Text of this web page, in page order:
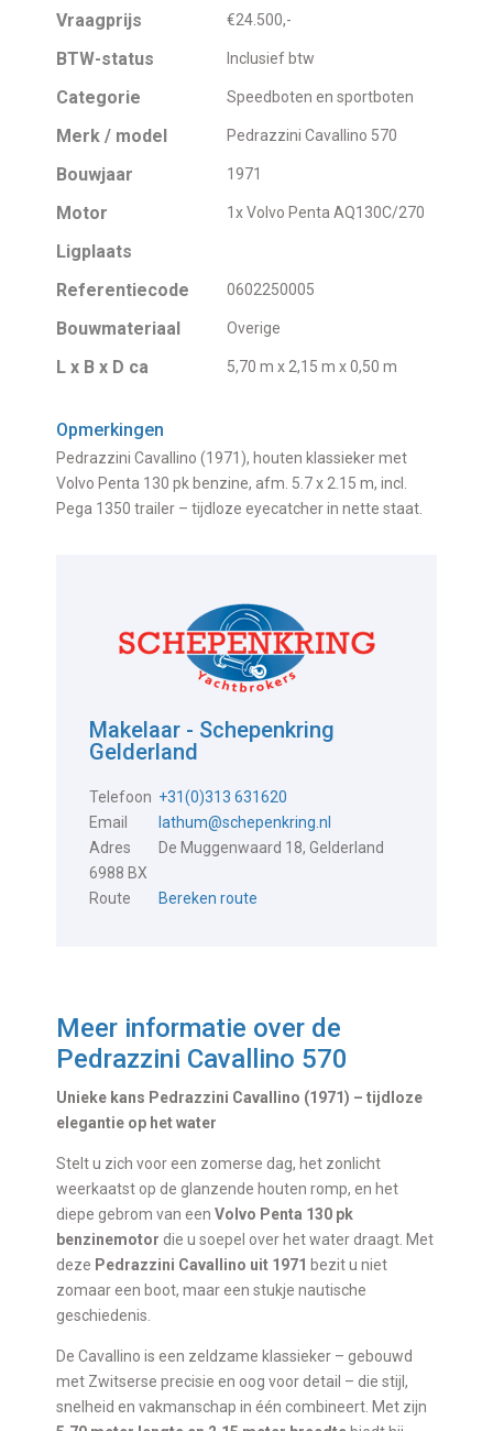
Vraagprijs €24.500,-
BTW-status Inclusief btw
Categorie Speedboten en sportboten
Merk / model Pedrazzini Cavallino 570
Bouwjaar 1971
Motor 1x Volvo Penta AQ130C/270
Ligplaats
Referentiecode
0602250005
Bouwmateriaal Overige
L x B x D ca 5,70 m x 2,15 m x 0,50 m
Opmerkingen
Pedrazzini Cavallino (1971), houten klassieker met
Volvo Penta 130 pk benzine, afm. 5.7 x 2.15 m, incl.
Pega 1350 trailer – tijdloze eyecatcher in nette staat.
Makelaar - Schepenkring
Gelderland
Telefoon +31(0)313 631620
Email
lathum@schepenkring.nl
Adres
De Muggenwaard 18, Gelderland
6988 BX
Route
Bereken route
Meer informatie over de
Pedrazzini Cavallino 570
Unieke kans Pedrazzini Cavallino (1971) – tijdloze
elegantie op het water
Stelt u zich voor een zomerse dag, het zonlicht
weerkaatst op de glanzende houten romp, en het
diepe gebrom van eenVolvo Penta 130 pk
benzinemotor die u soepel over het water draagt. Met
deze Pedrazzini Cavallino uit 1971 bezit u niet
zomaar een boot, maar een stukje nautische
geschiedenis.
De Cavallino is een zeldzame klassieker – gebouwd
met Zwitserse precisie en oog voor detail – die stijl,
snelheid en vakmanschap in één combineert. Met zijn